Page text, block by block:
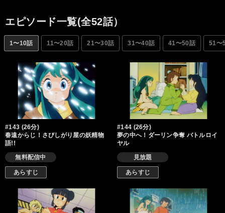
エピソード一覧(全52話）
1〜10話 11〜20話 21〜30話 31〜40話 41〜50話 51〜
#143 (26分)
春遠からじ！さびしがり屋の妖精物
語!!
無料配信中
あらすじ
#144 (26分)
夢の中へ！ダーリン争奪 バトルロイ
ヤル
見放題
あらすじ